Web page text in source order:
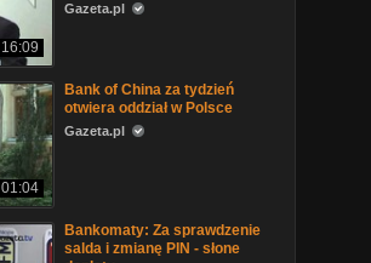
16:09
Gazeta.pl
01:04
Bank of China za tydzień
otwiera oddział w Polsce
Gazeta.pl
Bankomaty: Za sprawdzenie
salda i zmianę PIN - słone